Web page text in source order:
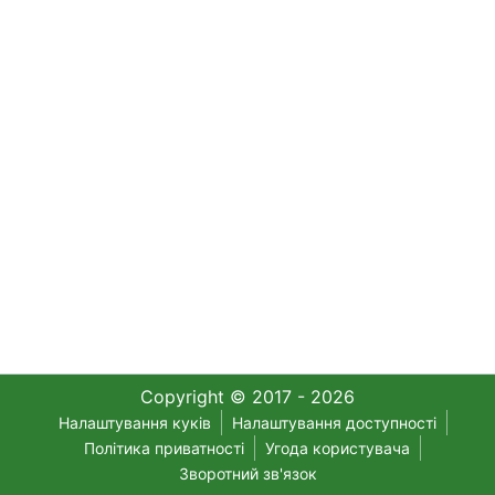
Copyright © 2017 - 2026
Налаштування куків
Налаштування доступності
Політика приватності
Угода користувача
Зворотний зв'язок